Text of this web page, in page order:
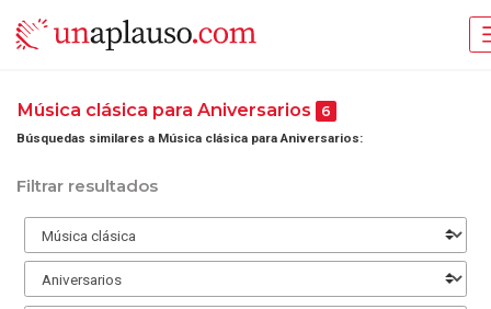
Música clásica para Aniversarios 6
Búsquedas similares a Música clásica para Aniversarios:
Filtrar resultados